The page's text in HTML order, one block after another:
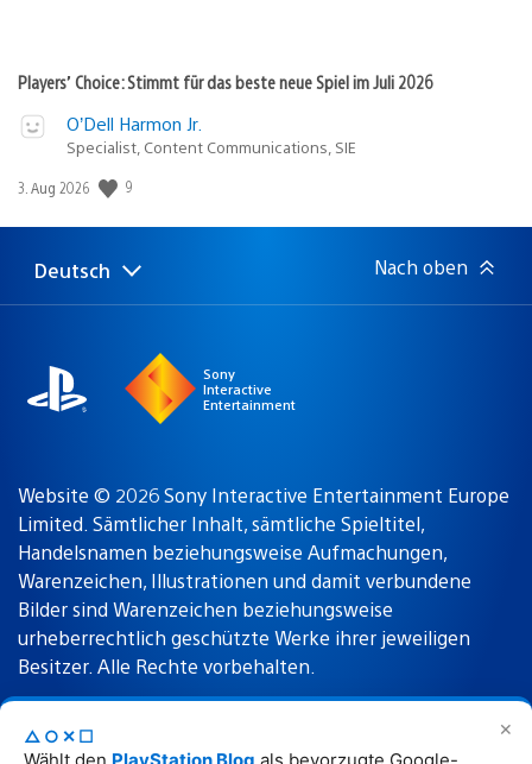
✕
△○✕☐
Players’ Choice: Stimmt für das beste neue Spiel im Juli 2026
O’Dell Harmon Jr.
Specialist, Content Communications, SIE
Veröffentlichungsdatum:
3. Aug 2026 9
Select
a
Aktuelle
Region:
Deutsch Nach oben
Sony
Interactive
Entertainment
Website © 2026 Sony Interactive Entertainment Europe
Limited. Sämtlicher Inhalt, sämtliche Spieltitel,
Handelsnamen beziehungsweise Aufmachungen,
Warenzeichen, Illustrationen und damit verbundene
Bilder sind Warenzeichen beziehungsweise
urheberrechtlich geschützte Werke ihrer jeweiligen
Besitzer. Alle Rechte vorbehalten.
Nutzungsbedingungen Datenschutzrichtlinie